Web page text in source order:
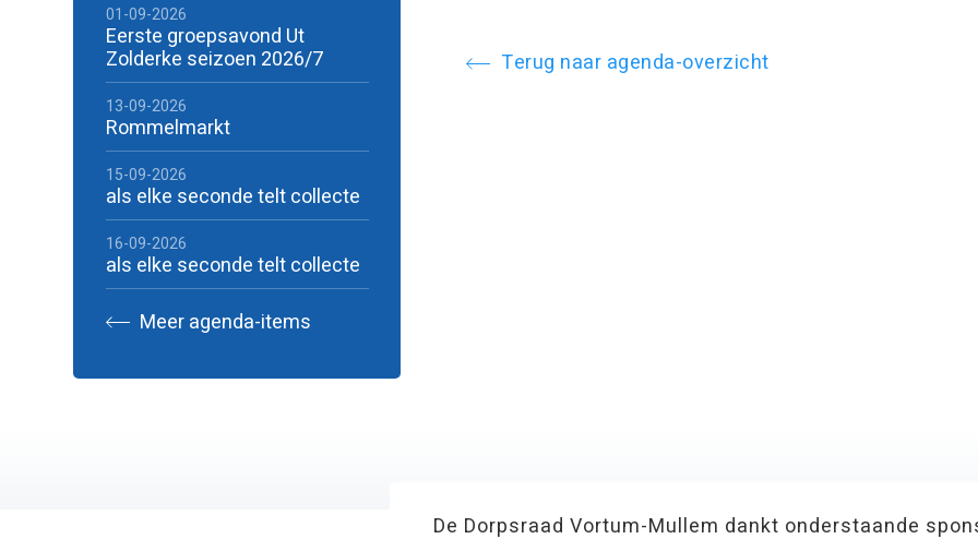
Terug naar agenda-overzicht
01-09-2026
Eerste groepsavond Ut
Zolderke seizoen 2026/7
13-09-2026
Rommelmarkt
15-09-2026
als elke seconde telt collecte
16-09-2026
als elke seconde telt collecte
Meer agenda-items
De Dorpsraad Vortum-Mullem dankt onderstaande